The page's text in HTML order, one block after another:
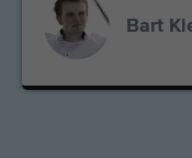
Bart